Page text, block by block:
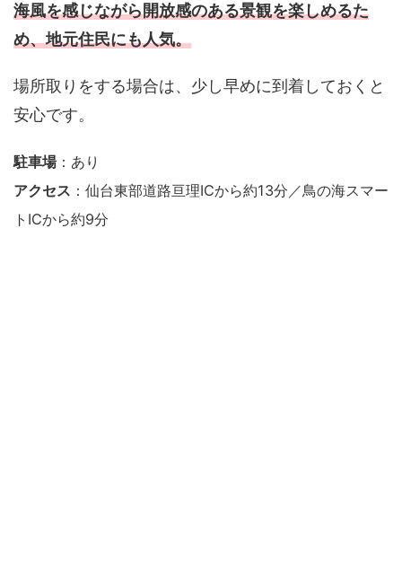
海風を感じながら開放感のある景観を楽しめるた
め、地元住民にも人気。
場所取りをする場合は、少し早めに到着しておくと
安心です。
駐車場：あり
アクセス ：仙台東部道路亘理ICから約13分／鳥の海スマー
トICから約9分